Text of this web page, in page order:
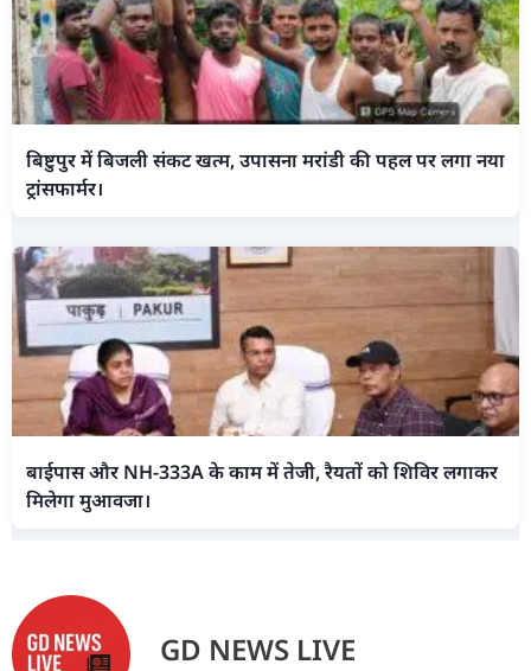
बिष्टुपुर में बिजली संकट खत्म, उपासना मरांडी की पहल पर लगा नया
ट्रांसफार्मर।
बाईपास और NH-333A के काम में तेजी, रैयतों को शिविर लगाकर
मिलेगा मुआवजा।
GD NEWS LIVE